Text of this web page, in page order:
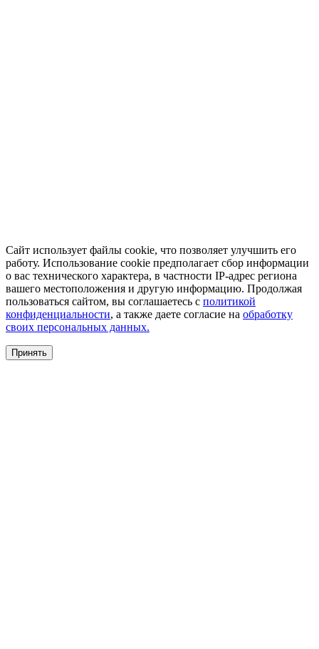
Сайт использует файлы cookie, что позволяет улучшить его
работу. Использование cookie предполагает сбор информации
о вас технического характера, в частности IP-адрес региона
вашего местоположения и другую информацию. Продолжая
пользоваться сайтом, вы соглашаетесь с политикой
конфиденциальности, а также даете согласие на обработку
своих персональных данных.
Принять